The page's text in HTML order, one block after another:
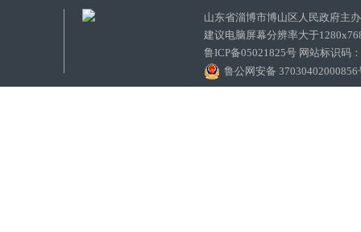
山东省淄博市博山区人民政府
建议电脑屏幕分辨率大于
鲁ICP备05021825号 网站标识码
鲁公网安备 37030402000856